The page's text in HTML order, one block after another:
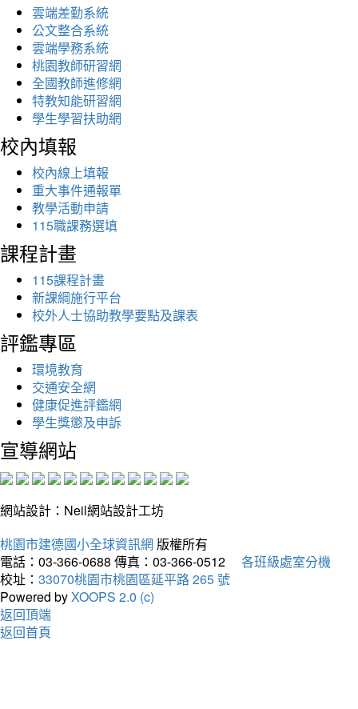
雲端差勤系統
公文整合系統
雲端學務系統
桃園教師研習網
全國教師進修網
特教知能研習網
學生學習扶助網
校內填報
校內線上填報
重大事件通報單
教學活動申請
115職課務選填
課程計畫
115課程計畫
新課綱施行平台
校外人士協助教學要點及課表
評鑑專區
環境教育
交通安全網
健康促進評鑑網
學生獎懲及申訴
宣導網站
網站設計：Neil網站設計工坊
桃園市建德國小全球資訊網 版權所有
電話：03-366-0688 傳真：03-366-0512
各班級處室分機
校址： 33070桃園市桃園區延平路 265 號
Powered byXOOPS 2.0 (c)
返回頂端
返回首頁